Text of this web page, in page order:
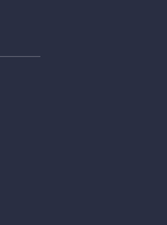
классов